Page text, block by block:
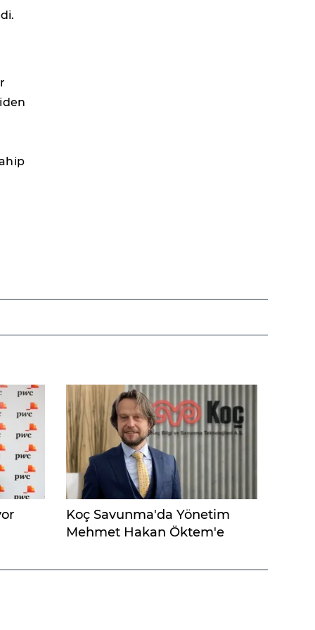
Koç Savunma'da Yönetim
Mehmet Hakan Öktem'e